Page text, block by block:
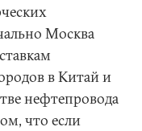
Москва
в Китай и
нефтепровода
что если